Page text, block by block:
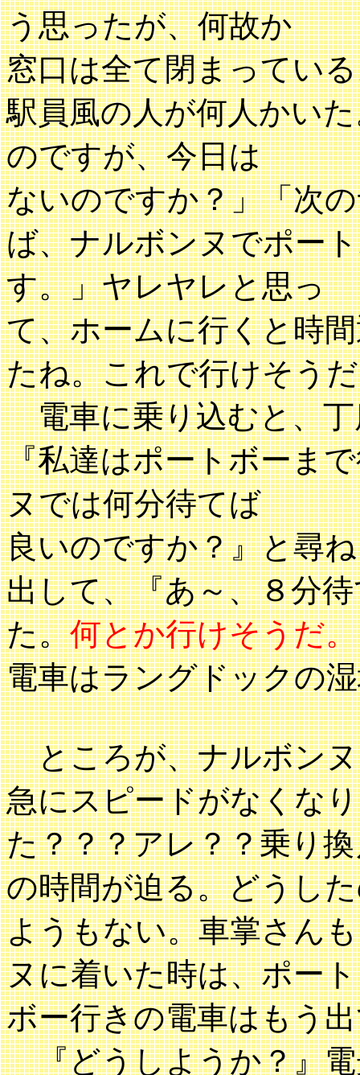
う思ったが、何故か
窓口は全て閉まってい
駅員風の人が何人かい
のですが、今日は
ないのですか？」「次
ば、ナルボンヌでポー
す。」ヤレヤレと思っ
て、ホームに行くと時
たね。これで行けそう
電車に乗り込むと、
『私達はポートボーま
ヌでは何分待てば
良いのですか？』と尋
出して、『あ～、８分
た。何とか行けそうだ。
電車はラングドックの
ところが、ナルボンヌ
急にスピードがなくな
た？？？アレ？？乗り
の時間が迫る。どうし
ようもない。車掌さん
ヌに着いた時は、ポート
ボー行きの電車はもう
『どうしようか？』電